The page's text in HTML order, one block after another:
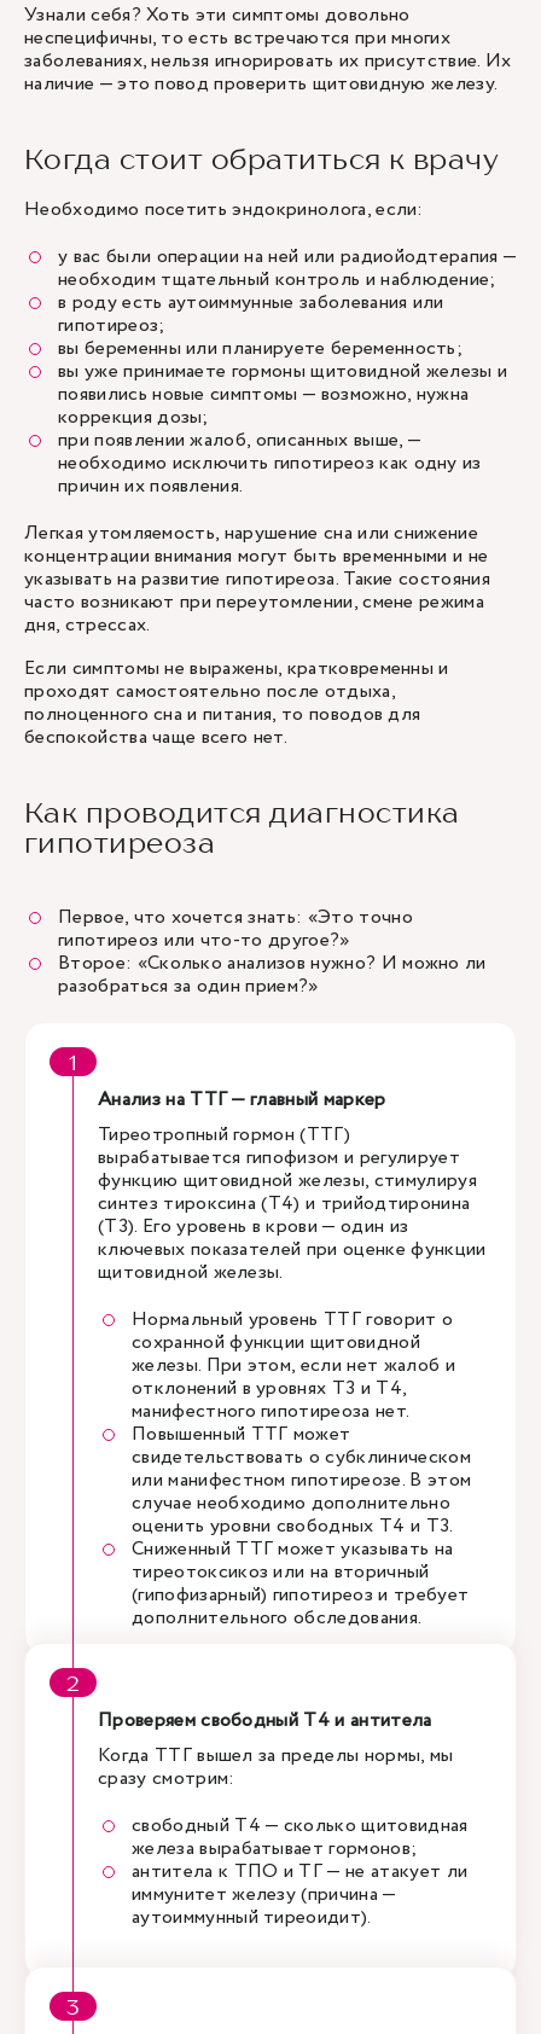
Узнали себя? Хоть эти симптомы довольно
неспецифичны, то есть встречаются при многих
заболеваниях, нельзя игнорировать их присутствие. Их
наличие — это повод проверить щитовидную железу.
Когда стоит обратиться к врачу
Необходимо посетить эндокринолога, если:
у вас были операции на ней или радиойодтерапия —
необходим тщательный контроль и наблюдение;
в роду есть аутоиммунные заболевания или
гипотиреоз;
вы беременны или планируете беременность;
вы уже принимаете гормоны щитовидной железы и
появились новые симптомы — возможно, нужна
коррекция дозы;
при появлении жалоб, описанных выше, —
необходимо исключить гипотиреоз как одну из
причин их появления.
Легкая утомляемость, нарушение сна или снижение
концентрации внимания могут быть временными и не
указывать на развитие гипотиреоза. Такие состояния
часто возникают при переутомлении, смене режима
дня, стрессах.
Если симптомы не выражены, кратковременны и
проходят самостоятельно после отдыха,
полноценного сна и питания, то поводов для
беспокойства чаще всего нет.
Как проводится диагностика
гипотиреоза
Первое, что хочется знать: «Это точно
гипотиреоз или что-то другое?»
Второе: «Сколько анализов нужно? И можно ли
разобраться за один прием?»
Анализ на ТТГ — главный маркер
Тиреотропный гормон (ТТГ)
вырабатывается гипофизом и регулирует
функцию щитовидной железы, стимулируя
синтез тироксина (Т4) и трийодтиронина
(Т3). Его уровень в крови — один из
ключевых показателей при оценке функции
щитовидной железы.
Нормальный уровень ТТГ говорит о
сохранной функции щитовидной
железы. При этом, если нет жалоб и
отклонений в уровнях Т3 и Т4,
манифестного гипотиреоза нет.
Повышенный ТТГ может
свидетельствовать о субклиническом
или манифестном гипотиреозе. В этом
случае необходимо дополнительно
оценить уровни свободных Т4 и Т3.
Сниженный ТТГ может указывать на
тиреотоксикоз или на вторичный
(гипофизарный) гипотиреоз и требует
дополнительного обследования.
Проверяем свободный Т4 и антитела
Когда ТТГ вышел за пределы нормы, мы
сразу смотрим:
свободный Т4 — сколько щитовидная
железа вырабатывает гормонов;
антитела к ТПО и ТГ — не атакует ли
иммунитет железу (причина —
аутоиммунный тиреоидит).